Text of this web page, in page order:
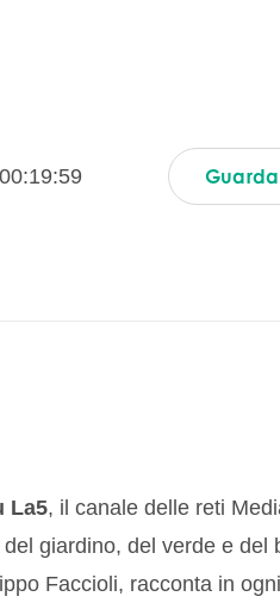
La5, il canale delle reti
giardino, del verde e
Faccioli, racconta in